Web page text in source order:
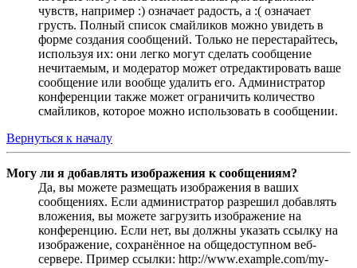
чувств, например :) означает радость, а :( означает
грусть. Полный список смайликов можно увидеть в
форме создания сообщений. Только не перестарайтесь,
используя их: они легко могут сделать сообщение
нечитаемым, и модератор может отредактировать ваше
сообщение или вообще удалить его. Администратор
конференции также может ограничить количество
смайликов, которое можно использовать в сообщении.
Вернуться к началу
Могу ли я добавлять изображения к сообщениям?
Да, вы можете размещать изображения в ваших
сообщениях. Если администратор разрешил добавлять
вложения, вы можете загрузить изображение на
конференцию. Если нет, вы должны указать ссылку на
изображение, сохранённое на общедоступном веб-
сервере. Пример ссылки: http://www.example.com/my-